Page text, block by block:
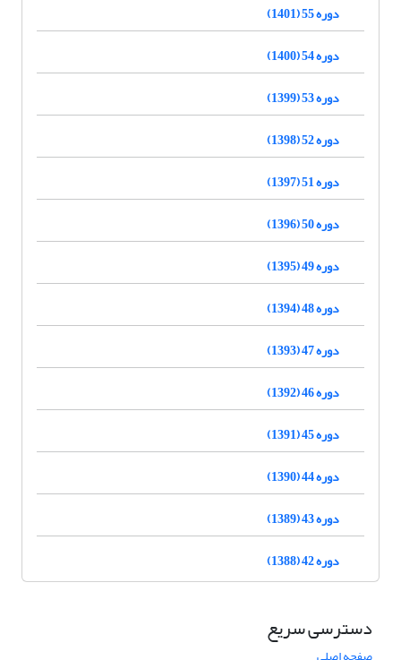
دوره 55 (1401)
دوره 54 (1400)
دوره 53 (1399)
دوره 52 (1398)
دوره 51 (1397)
دوره 50 (1396)
دوره 49 (1395)
دوره 48 (1394)
دوره 47 (1393)
دوره 46 (1392)
دوره 45 (1391)
دوره 44 (1390)
دوره 43 (1389)
دوره 42 (1388)
دسترسی سریع